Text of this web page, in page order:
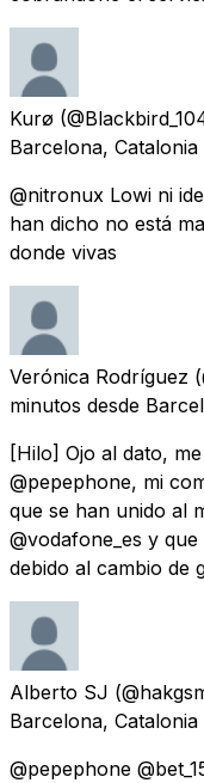
Kurø
Barcelona, Catalonia
@nitronux Lowi ni
han dicho no está
donde vivas
Verónica Rodríguez
minutos desde
[Hilo] Ojo al dato,
@pepephone, mi
que se han unido al
@vodafone_es y
debido al cambio de
Alberto SJ
Barcelona, Catalonia
@pepephone